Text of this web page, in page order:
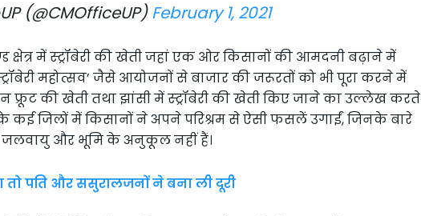
(@CMOfficeUP)February 1, 2021
में स्ट्रॉबेरी की खेती जहां एक ओर किसानों की आमदनी बढ़ाने में
महोत्सव’ जैसे आयोजनों से बाजार की जरूरतों को भी पूरा करने में
फ्रूट की खेती तथा झांसी में स्ट्रॉबेरी की खेती किए जाने का उल्लेख करते
कई जिलों में किसानों ने अपने परिश्रम से ऐसी फसलें उगाईं, जिनके बारे
जलवायु और भूमि के अनुकूल नहीं हैं।
तो पति और ससुरालजनों ने बना ली दूरी